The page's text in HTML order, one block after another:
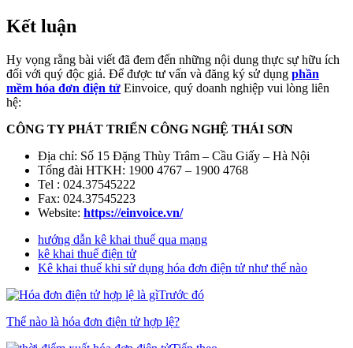
Kết luận
Hy vọng rằng bài viết đã đem đến những nội dung thực sự hữu ích
đối với quý độc giả. Để được tư vấn và đăng ký sử dụng phần
mềm hóa đơn điện tử Einvoice, quý doanh nghiệp vui lòng liên
hệ:
CÔNG TY PHÁT TRIỂN CÔNG NGHỆ THÁI SƠN
Địa chỉ: Số 15 Đặng Thùy Trâm – Cầu Giấy – Hà Nội
Tổng đài HTKH: 1900 4767 – 1900 4768
Tel : 024.37545222
Fax: 024.37545223
Website: https://einvoice.vn/
hướng dẫn kê khai thuế qua mạng
kê khai thuế điện tử
Kê khai thuế khi sử dụng hóa đơn điện tử như thế nào
Trước đó
Thế nào là hóa đơn điện tử hợp lệ?